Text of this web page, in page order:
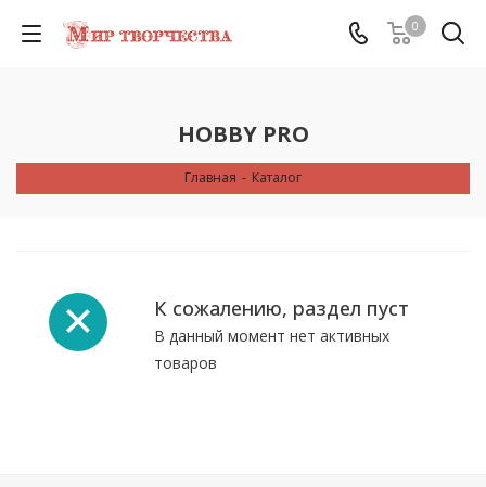
0
HOBBY PRO
Главная - Каталог
К сожалению, раздел пуст
В данный момент нет активных
товаров